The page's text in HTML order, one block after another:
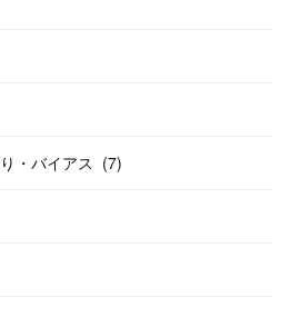
・バイアス (7)